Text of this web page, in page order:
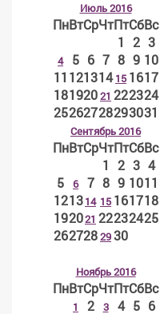
Июль 2016
ПнВтСрЧтПтСбВс
1
2 3
4 5 6 7 8 9 10
11 121314 15 1617
18192021 222324
25262728293031
Сентябрь 2016
ПнВтСрЧтПтСбВс
1
2 3 4
5
6 7 8 9 1011
121314 15 161718
192021 22232425
2627282930
Ноябрь 2016
ПнВтСрЧтПтСбВс
1 2 3 4 5 6